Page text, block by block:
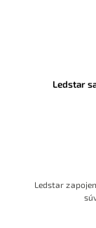
Ledstar
Ledstar